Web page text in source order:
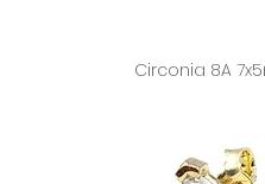
Circonia 8A